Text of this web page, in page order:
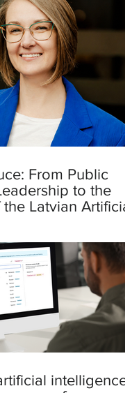
From Public
to the
Latvian Artificial
intelligence